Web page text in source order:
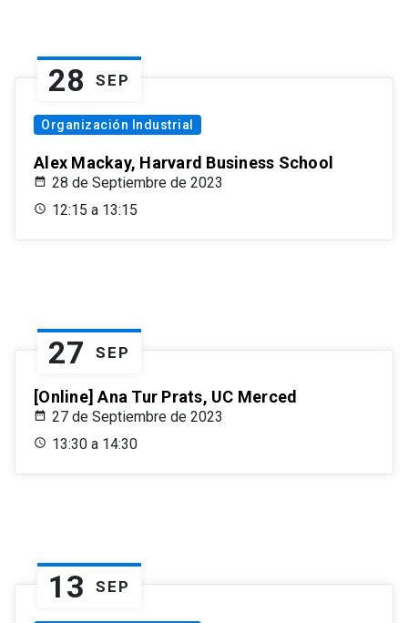
28 SEP
Organización Industrial
Alex Mackay, Harvard Business School
28 de Septiembre de 2023
12:15 a 13:15
27 SEP
[Online] Ana Tur Prats, UC Merced
27 de Septiembre de 2023
13:30 a 14:30
13 SEP